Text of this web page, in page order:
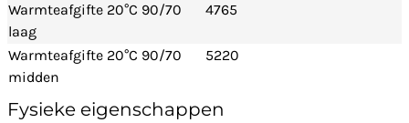
Warmteafgifte 20°C 90/70
laag
4765
Warmteafgifte 20°C 90/70
midden
5220
Fysieke eigenschappen